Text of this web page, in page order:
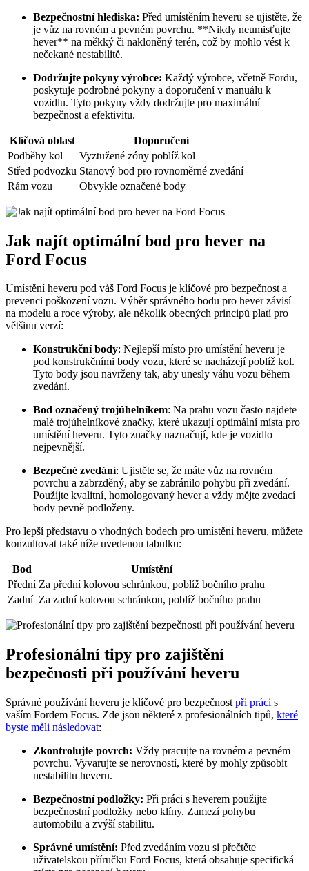
Bezpečnostní hlediska: Před umístěním heveru se ujistěte, že
je vůz na rovném a pevném povrchu. **Nikdy neumisťujte
hever** na měkký či nakloněný terén, což by mohlo vést k
nečekané nestabilitě.
Dodržujte pokyny výrobce: Každý výrobce, včetně Fordu,
poskytuje podrobné pokyny a doporučení v manuálu k
vozidlu. Tyto pokyny vždy dodržujte pro maximální
bezpečnost a efektivitu.
Klíčová oblast
Doporučení
Podběhy kol
Vyztužené zóny poblíž kol
Střed podvozku Stanový bod pro rovnoměrné zvedání
Rám vozu
Obvykle označené body
Jak najít optimální bod pro hever na
Ford Focus
Umístění heveru pod váš Ford Focus je klíčové pro bezpečnost a
prevenci poškození vozu. Výběr správného bodu pro hever závisí
na modelu a roce výroby, ale několik obecných principů platí pro
většinu verzí:
Konstrukční body: Nejlepší místo pro umístění heveru je
pod konstrukčními body vozu, které se nacházejí poblíž kol.
Tyto body jsou navrženy tak, aby unesly váhu vozu během
zvedání.
Bod označený trojúhelníkem: Na prahu vozu často najdete
malé trojúhelníkové značky, které ukazují optimální místa pro
umístění heveru. Tyto značky naznačují, kde je vozidlo
nejpevnější.
Bezpečné zvedání: Ujistěte se, že máte vůz na rovném
povrchu a zabrzděný, aby se zabránilo pohybu při zvedání.
Použijte kvalitní, homologovaný hever a vždy mějte zvedací
body pevně podloženy.
Pro lepší představu o vhodných bodech pro umístění heveru, můžete
konzultovat také níže uvedenou tabulku:
Bod
Umístění
Přední Za přední kolovou schránkou, poblíž bočního prahu
Zadní Za zadní kolovou schránkou, poblíž bočního prahu
Profesionální tipy pro zajištění
bezpečnosti při používání heveru
Správné používání heveru je klíčové pro bezpečnost při práci s
vaším Fordem Focus. Zde jsou některé z profesionálních tipů, které
byste měli následovat:
Zkontrolujte povrch: Vždy pracujte na rovném a pevném
povrchu. Vyvarujte se nerovností, které by mohly způsobit
nestabilitu heveru.
Bezpečnostní podložky: Při práci s heverem použijte
bezpečnostní podložky nebo klíny. Zamezí pohybu
automobilu a zvýší stabilitu.
Správné umístění: Před zvedáním vozu si přečtěte
uživatelskou příručku Ford Focus, která obsahuje specifická